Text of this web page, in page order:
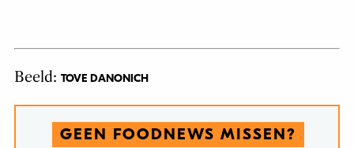
Beeld: TOVE DANONICH
GEEN FOODNEWS MISSEN?